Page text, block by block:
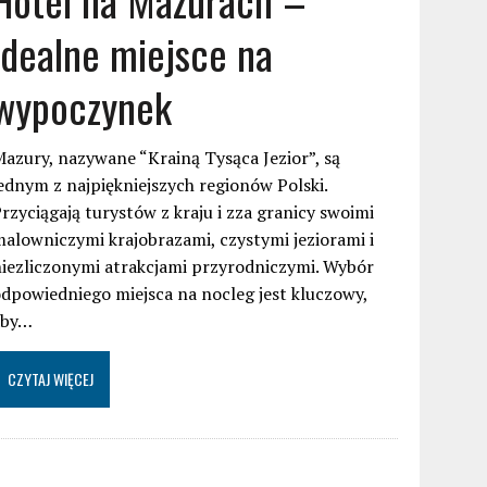
miejsce na
nazywane “Krainą Tysąca Jezior”, są
z najpiękniejszych regionów Polski.
turystów z kraju i zza granicy swoimi
krajobrazami, czystymi jeziorami i
atrakcjami przyrodniczymi. Wybór
miejsca na nocleg jest kluczowy,
CZYTAJ WIĘCEJ